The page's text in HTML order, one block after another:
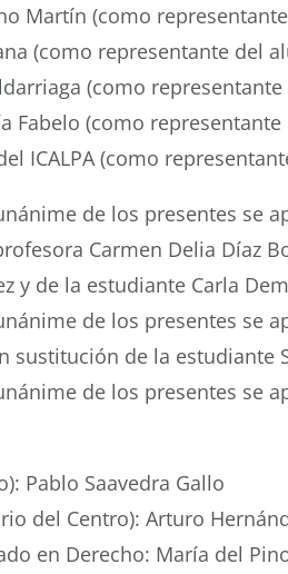
Martín (como
(como representante del
(como
Fabelo (como
ICALPA (como
de los presentes se
Carmen Delia Díaz
y de la estudiante Carla
de los presentes se
sustitución de la estudiante
de los presentes se
Pablo Saavedra Gallo
del Centro): Arturo
en Derecho: María del